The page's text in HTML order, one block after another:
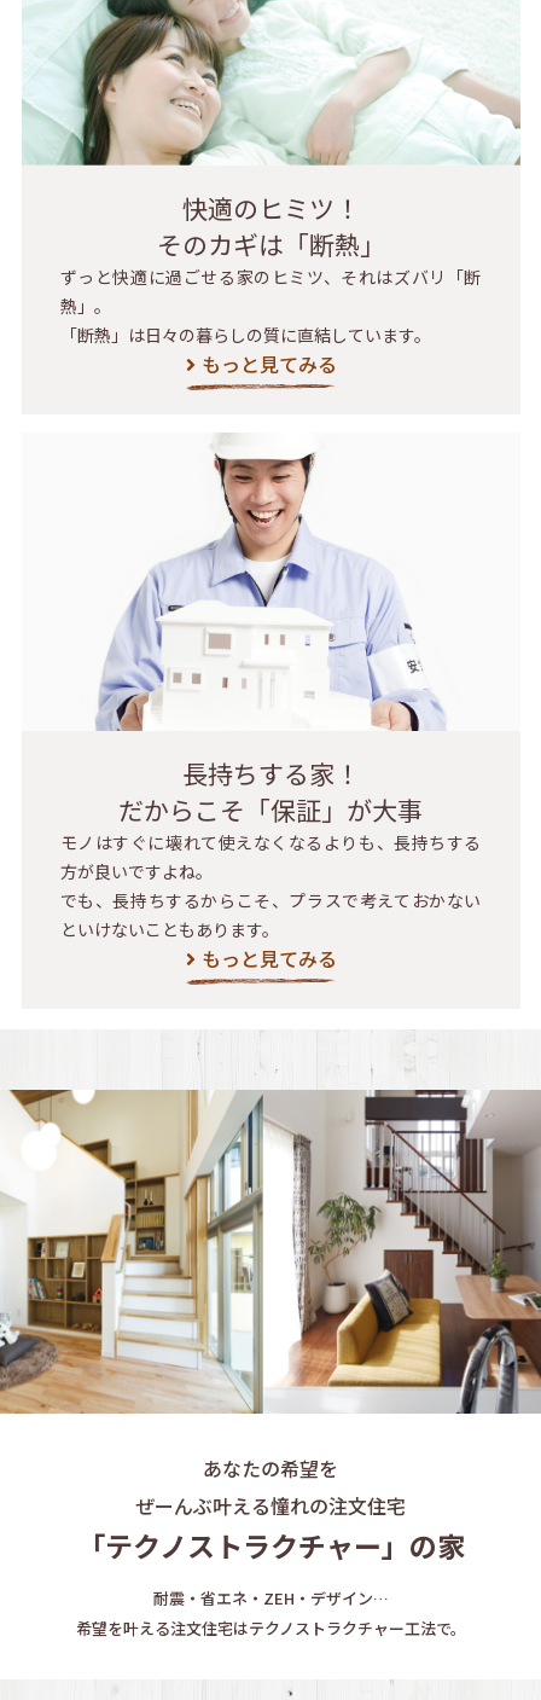
快適のヒミツ！
そのカギは「断熱」
ずっと快適に過ごせる家のヒミツ、それはズバリ「断
熱」。
「断熱」は日々の暮らしの質に直結しています。
もっと見てみる
長持ちする家！
だからこそ「保証」が大事
モノはすぐに壊れて使えなくなるよりも、長持ちする
方が良いですよね。
でも、長持ちするからこそ、プラスで考えておかない
といけないこともあります。
もっと見てみる
あなたの希望を
ぜーんぶ叶える憧れの注文住宅
「テクノストラクチャー」の家
耐震・省エネ・ZEH・デザイン…
希望を叶える注文住宅はテクノストラクチャー工法で。